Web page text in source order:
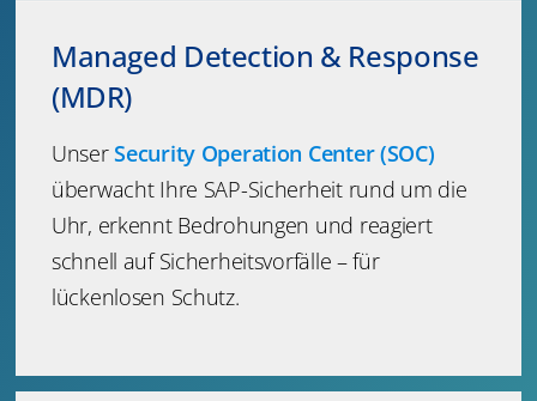
Managed Detection & Response
(MDR)
UnserSecurity Operation Center (SOC)
überwacht Ihre SAP-Sicherheit rund um die
Uhr, erkennt Bedrohungen und reagiert
schnell auf Sicherheitsvorfälle – für
lückenlosen Schutz.